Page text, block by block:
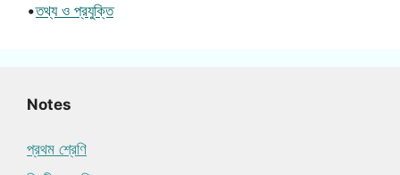
•তথ্য ও প্রযুক্তি
Notes
প্রথম শ্রেণি